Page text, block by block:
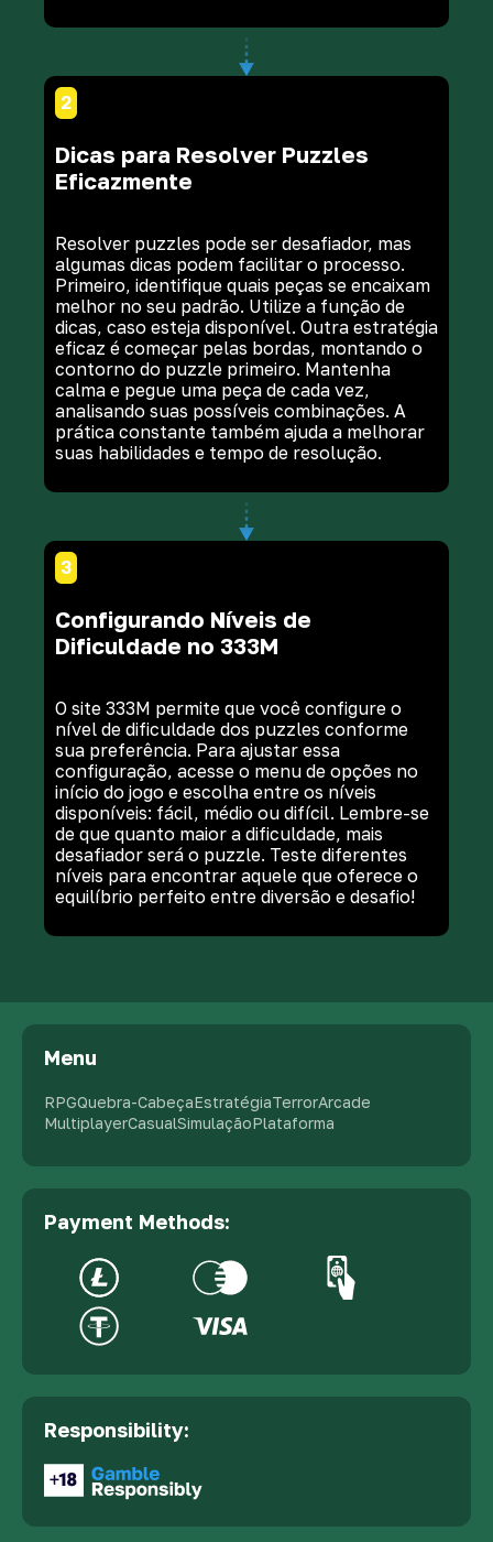
2
Dicas para Resolver Puzzles
Eficazmente
Resolver puzzles pode ser desafiador, mas
algumas dicas podem facilitar o processo.
Primeiro, identifique quais peças se encaixam
melhor no seu padrão. Utilize a função de
dicas, caso esteja disponível. Outra estratégia
eficaz é começar pelas bordas, montando o
contorno do puzzle primeiro. Mantenha
calma e pegue uma peça de cada vez,
analisando suas possíveis combinações. A
prática constante também ajuda a melhorar
suas habilidades e tempo de resolução.
3
Configurando Níveis de
Dificuldade no 333M
O site 333M permite que você configure o
nível de dificuldade dos puzzles conforme
sua preferência. Para ajustar essa
configuração, acesse o menu de opções no
início do jogo e escolha entre os níveis
disponíveis: fácil, médio ou difícil. Lembre-se
de que quanto maior a dificuldade, mais
desafiador será o puzzle. Teste diferentes
níveis para encontrar aquele que oferece o
equilíbrio perfeito entre diversão e desafio!
Menu
RPGQuebra-CabeçaEstratégiaTerrorArcade
MultiplayerCasualSimulaçãoPlataforma
Payment Methods:
Responsibility: